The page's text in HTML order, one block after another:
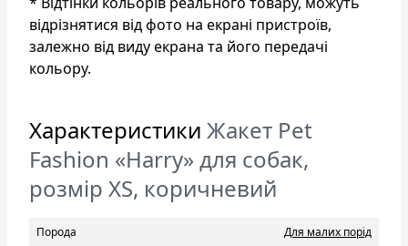
відрізнятися від фото на екрані пристроїв,
залежно від виду екрана та його передачі
кольору.
Характеристики Жакет Pet
Fashion «Harry» для собак,
розмір XS, коричневий
Порода Для малих порід